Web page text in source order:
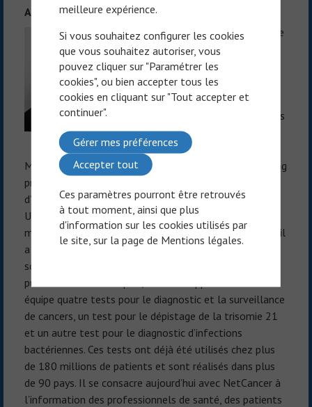
Associé – Membre du Comité Scientifique
Dominique Bellet est membre
fondateur et membre du
comité stratégique de
NetCancer. Il coordonne les
interactions entre les
professionnels de santé et les
communicants. Il a été
médecin et chercheur au
Massachusetts General Hospital de Boston et « Visiting
professor » à Harvard Medical School. Professeur
d’immunologie à la faculté de pharmacie de Paris,
Université Paris Descartes, il a été pendant 36 ans
médecin dans des centres de lutte contre le cancer où il
a traduit les avancées de la recherche médicale en
solutions utiles aux patients. Auteur de plus de 150
publications scientifiques, il a développé avec son
équipe quatre tests pour le diagnostic et la surveillance
de cancers, un test pour le dépistage de la trisomie 21
et un autre test pour le diagnostic d’infections
bactériennes. Ces tests ont déjà été utilisés chez plus
de 180 millions de patients et sont réalisés dans plus
de 90 pays. Il se consacre aujourd’hui avec NetCancer à
l’information des professionnels de santé, des patients
meilleure expérience.
Si vous souhaitez configurer les cookies
que vous souhaitez autoriser, vous
pouvez cliquer sur "Paramétrer les
cookies", ou bien accepter tous les
cookies en cliquant sur "Tout accepter et
continuer".
Gérer mes préférences
Accepter tout
Ces paramètres pourront être retrouvés
à tout moment, ainsi que plus
d'information sur les cookies utilisés par
le site, sur la page de Mentions légales.